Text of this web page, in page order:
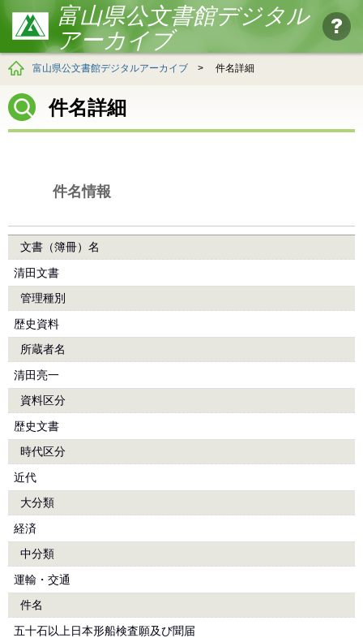
富山県公文書館デジタル
アーカイブ
富山県公文書館デジタルアーカイブ > 件名詳細
件名詳細
件名情報
文書（簿冊）名
清田文書
管理種別
歴史資料
所蔵者名
清田亮一
資料区分
歴史文書
時代区分
近代
大分類
経済
中分類
運輸・交通
件名
五十石以上日本形船検査願及び聞届